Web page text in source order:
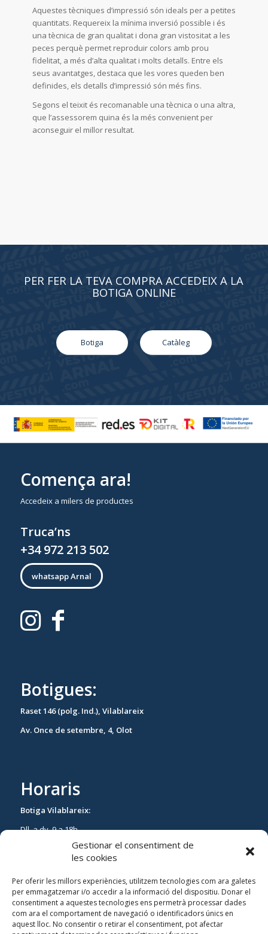
Gestionar el consentiment de
les cookies
Per oferir les millors experiències, utilitzem tecnologies com ara galetes
per emmagatzemar i/o accedir a la informació del dispositiu. Donar el
consentiment a aquestes tecnologies ens permetrà processar dades
com ara el comportament de navegació o identificadors únics en
aquest lloc. No consentir o retirar el consentiment, pot afectar
Aquestes tècniques d’impressió són ideals per a petites
quantitats. Requereix la mínima inversió possible i és
una tècnica de gran qualitat i dona gran vistositat a les
peces perquè permet reproduir colors amb prou
fidelitat, a més d’alta qualitat i molts detalls. Entre els
seus avantatges, destaca que les vores queden ben
definides, els detalls d’impressió són més fins.
Segons el teixit és recomanable una tècnica o una altra,
que l’assessorem quina és la més convenient per
aconseguir el millor resultat.
PER FER LA TEVA COMPRA ACCEDEIX A LA
BOTIGA ONLINE
Botiga Catàleg
Comença ara!
Accedeix a milers de productes
Truca’ns
+34 972 213 502
whatsapp Arnal
Botigues:
Raset 146 (polg. Ind.), Vilablareix
Av. Once de setembre, 4, Olot
Horaris
Botiga Vilablareix:
Dll. a dv. 9 a 18h.
Ds. de 9 a 13h.
Dll. a dv. 10h. a 18h
Ds tancat.